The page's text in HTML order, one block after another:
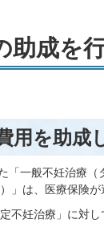
助成を
用を助成
「一般不妊治療
」は、医療保険
不妊治療」に対し